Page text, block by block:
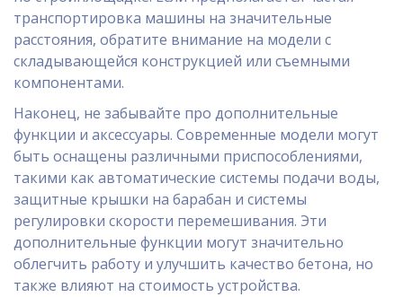
транспортировка машины на значительные
расстояния, обратите внимание на модели с
складывающейся конструкцией или съемными
компонентами.
Наконец, не забывайте про дополнительные
функции и аксессуары. Современные модели могут
быть оснащены различными приспособлениями,
такими как автоматические системы подачи воды,
защитные крышки на барабан и системы
регулировки скорости перемешивания. Эти
дополнительные функции могут значительно
облегчить работу и улучшить качество бетона, но
также влияют на стоимость устройства.